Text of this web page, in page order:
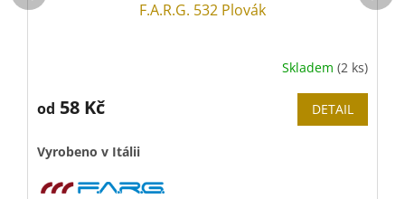
F.A.R.G. 532 Plovák
Skladem (2 ks)
od 58 Kč DETAIL
Vyrobeno v Itálii